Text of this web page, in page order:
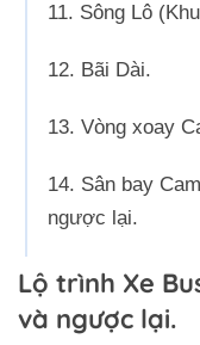
11. Sông Lô
12. Bãi Dài.
13. Vòng xoay
14. Sân bay
ngược lại.
Lộ trình Xe
và ngược lại.